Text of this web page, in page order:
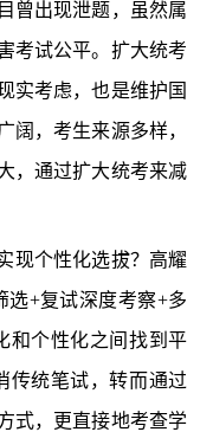
曾出现泄题，虽然属
考试公平。扩大统考
实考虑，也是维护国
阔，考生来源多样，
，通过扩大统考来减
现个性化选拔？高耀
选+复试深度考察+多
和个性化之间找到平
传统笔试，转而通过
式，更直接地考查学